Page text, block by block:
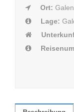
Ort:
Lage: